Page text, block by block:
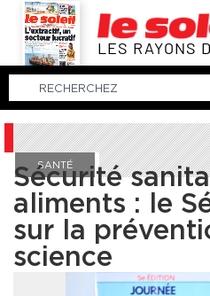
LES RAYONS
SANTÉ
Sécurité
aliments : le
sur la
science